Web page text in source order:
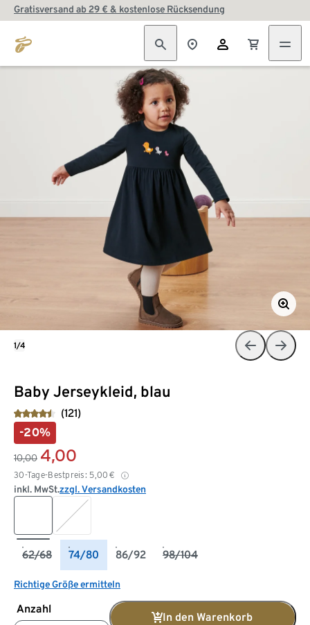
Gratisversand ab 29 € & kostenlose Rücksendung
Baby Jerseykleid, blau
(121)
-20%
10,00 4,00
30-Tage-Bestpreis: 5,00 €
inkl. MwSt.zzgl. Versandkosten
62/68 74/80 86/92 98/104
Richtige Größe ermitteln
Anzahl
In den Warenkorb
1/4